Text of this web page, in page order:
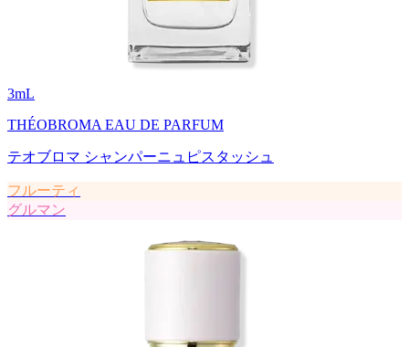
3mL
THÉOBROMA EAU DE PARFUM
テオブロマ シャンパーニュピスタッシュ
フルーティ
グルマン